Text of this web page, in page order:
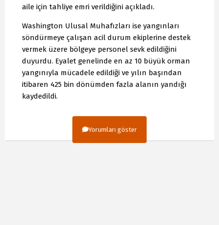
aile için tahliye emri verildiğini açıkladı.
Washington Ulusal Muhafızları ise yangınları
söndürmeye çalışan acil durum ekiplerine destek
vermek üzere bölgeye personel sevk edildiğini
duyurdu. Eyalet genelinde en az 10 büyük orman
yangınıyla mücadele edildiği ve yılın başından
itibaren 425 bin dönümden fazla alanın yandığı
kaydedildi.
Yorumları göster